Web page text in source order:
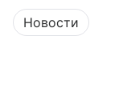
Новости